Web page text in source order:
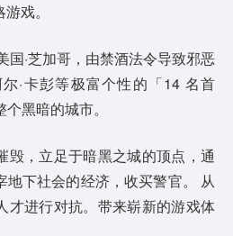
戏。
国·芝加哥，由禁酒法令导致邪恶
·卡彭等极富个性的「14 名首
黑暗的城市。
毁，立足于暗黑之城的顶点，通
地下社会的经济，收买警官。 从
才进行对抗。带来崭新的游戏体